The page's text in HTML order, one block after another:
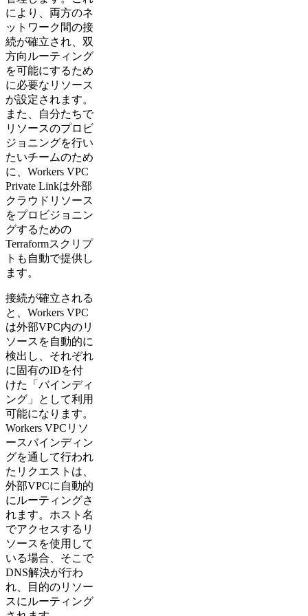
により、両方のネ
ットワーク間の接
続が確立され、双
方向ルーティング
を可能にするため
に必要なリソース
が設定されます。
また、自分たちで
リソースのプロビ
ジョニングを行い
たいチームのため
に、Workers VPC
Private Linkは外部
クラウドリソース
をプロビジョニン
グするための
Terraformスクリプ
トも自動で提供し
ます。
接続が確立される
と、Workers VPC
は外部VPC内のリ
ソースを自動的に
検出し、それぞれ
に固有のIDを付
けた「バインディ
ング」として利用
可能になります。
Workers VPCリソ
ースバインディン
グを通して行われ
たリクエストは、
外部VPCに自動的
にルーティングさ
れます。ホスト名
でアクセスするリ
ソースを使用して
いる場合、そこで
DNS解決が行わ
れ、目的のリソー
スにルーティング